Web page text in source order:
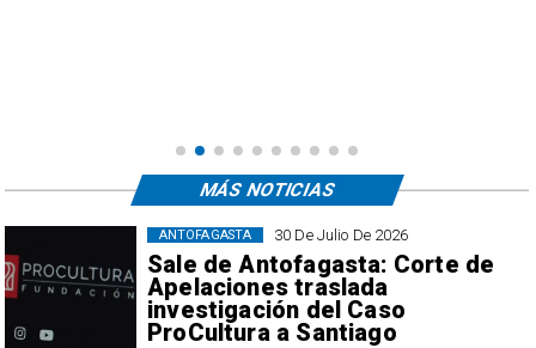
30 De Julio De 2026
Sale de Antofagasta: Corte de
Apelaciones traslada
investigación del Caso
ProCultura a Santiago
ANTOFAGASTA
MÁS NOTICIAS